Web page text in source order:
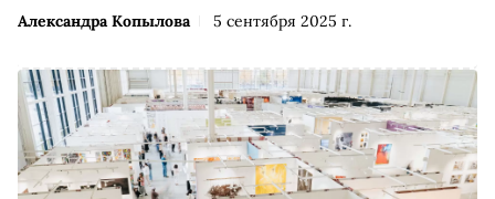
Александра Копылова 5 сентября 2025 г.